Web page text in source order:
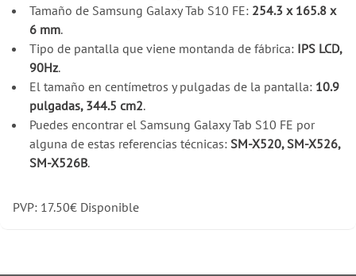
Tamaño de Samsung Galaxy Tab S10 FE: 254.3 x 165.8 x
6 mm.
Tipo de pantalla que viene montanda de fábrica: IPS LCD,
90Hz.
El tamaño en centímetros y pulgadas de la pantalla: 10.9
pulgadas, 344.5 cm2.
Puedes encontrar el Samsung Galaxy Tab S10 FE por
alguna de estas referencias técnicas: SM-X520, SM-X526,
SM-X526B.
PVP: 17.50€ Disponible